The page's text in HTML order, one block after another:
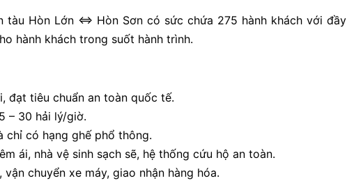
Hòn Lớn <=> Hòn Sơn có sức chứa 275 hành khách với đầy
hành khách trong suốt hành trình.
đạt tiêu chuẩn an toàn quốc tế.
– 30 hải lý/giờ.
chỉ có hạng ghế phổ thông.
ái, nhà vệ sinh sạch sẽ, hệ thống cứu hộ an toàn.
chuyển xe máy, giao nhận hàng hóa.